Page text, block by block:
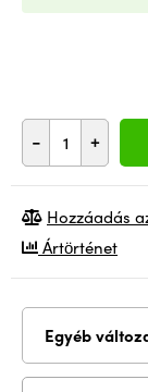
- +
Hozzáadás
Ártörténet